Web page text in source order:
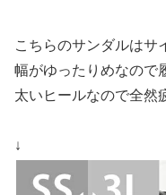
こちらのサンダルはサ
幅がゆったりめなので
太いヒールなので全然
↓